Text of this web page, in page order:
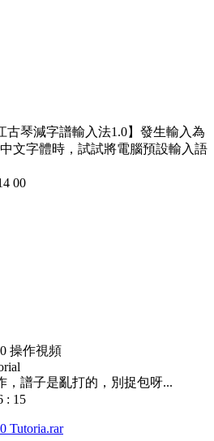
古琴減字譜輸入法1.0】發生輸入為
文字體時，試試將電腦預設輸入語
00
操作視頻
，譜子是亂打的，別捉包呀...
: 15
Tutoria.rar